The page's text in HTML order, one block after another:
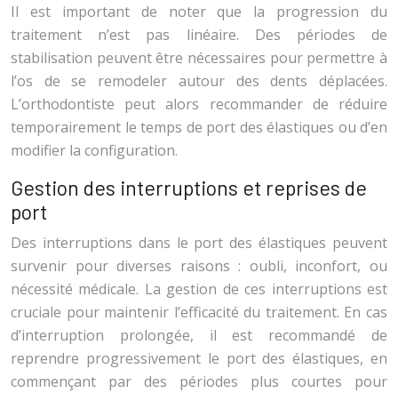
Il est important de noter que la progression du
traitement n’est pas linéaire. Des périodes de
stabilisation peuvent être nécessaires pour permettre à
l’os de se remodeler autour des dents déplacées.
L’orthodontiste peut alors recommander de réduire
temporairement le temps de port des élastiques ou d’en
modifier la configuration.
Gestion des interruptions et reprises de
port
Des interruptions dans le port des élastiques peuvent
survenir pour diverses raisons : oubli, inconfort, ou
nécessité médicale. La gestion de ces interruptions est
cruciale pour maintenir l’efficacité du traitement. En cas
d’interruption prolongée, il est recommandé de
reprendre progressivement le port des élastiques, en
commençant par des périodes plus courtes pour